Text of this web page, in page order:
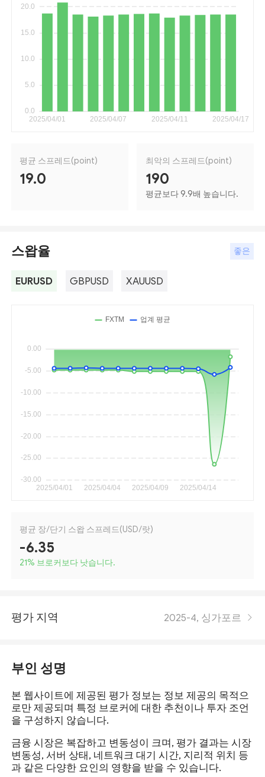
평균 스프레드(point)
19.0
최악의 스프레드(point)
190
평균보다 9.9배 높습니다.
스왑율 좋은
EURUSD GBPUSD XAUUSD
평균 장/단기 스왑 스프레드(USD/랏)
-6.35
21% 브로커보다 낫습니다.
평가 지역 2025-4, 싱가포르
부인 성명
본 웹사이트에 제공된 평가 정보는 정보 제공의 목적으
로만 제공되며 특정 브로커에 대한 추천이나 투자 조언
을 구성하지 않습니다.
금융 시장은 복잡하고 변동성이 크며, 평가 결과는 시장
변동성, 서버 상태, 네트워크 대기 시간, 지리적 위치 등
과 같은 다양한 요인의 영향을 받을 수 있습니다.